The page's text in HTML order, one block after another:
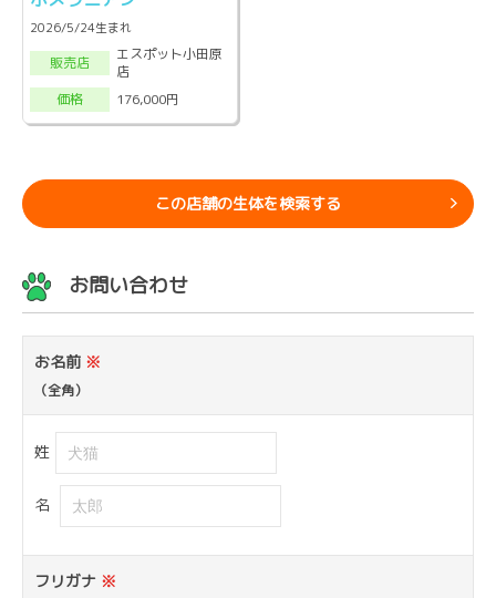
2026/5/24生まれ
販売店
エスポット小田原
店
価格
176,000円
この店舗の生体を検索する
お問い合わせ
お名前 ※
（全角）
姓
名
フリガナ ※